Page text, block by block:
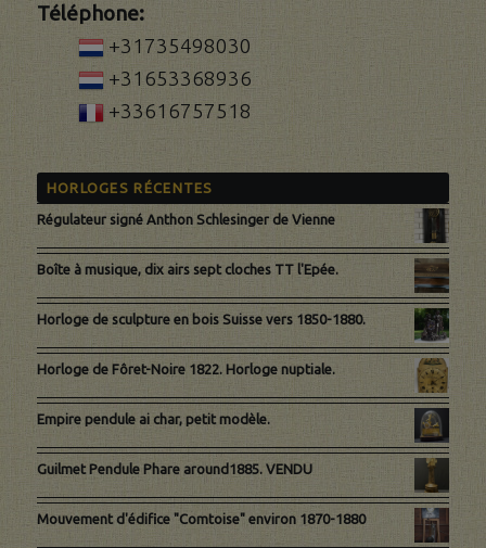
Téléphone:
+31735498030
+31653368936
+33616757518
HORLOGES RÉCENTES
Régulateur signé Anthon Schlesinger de Vienne
Boîte à musique, dix airs sept cloches TT l'Epée.
Horloge de sculpture en bois Suisse vers 1850-1880.
Horloge de Fôret-Noire 1822. Horloge nuptiale.
Empire pendule ai char, petit modèle.
Guilmet Pendule Phare around1885. VENDU
Mouvement d'édifice "Comtoise" environ 1870-1880